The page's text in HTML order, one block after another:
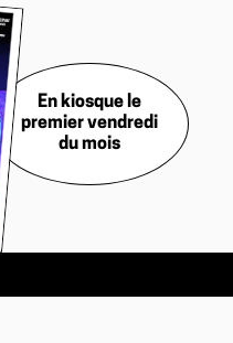
En kiosque le
premier vendredi
du mois